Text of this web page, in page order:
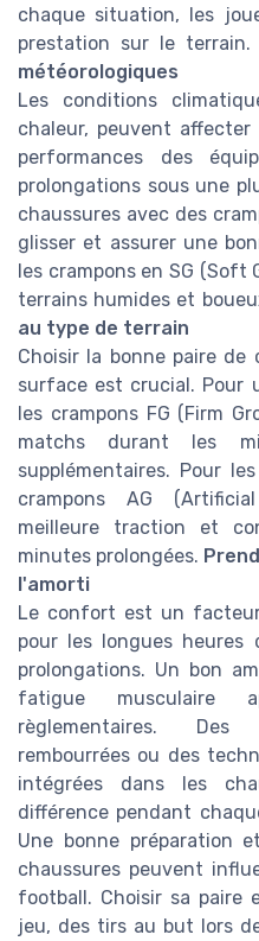
chaque situation, les
prestation sur le terrain.
météorologiques
Les conditions
chaleur, peuvent
performances des
prolongations sous une
chaussures avec des
glisser et assurer une
les crampons en SG (Soft
terrains humides et
au type de terrain
Choisir la bonne paire de
surface est crucial. Pour
les crampons FG (Firm
matchs durant les
supplémentaires. Pour
crampons AG
meilleure traction et
minutes prolongées.
l'amorti
Le confort est un
pour les longues heures
prolongations. Un bon
fatigue musculaire
règlementaires. Des
rembourrées ou des
intégrées dans les
différence pendant
Une bonne préparation
chaussures peuvent
football. Choisir sa
jeu, des tirs au but lors